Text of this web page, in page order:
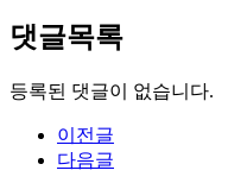
댓글목록
등록된 댓글이 없습니다.
이전글
다음글